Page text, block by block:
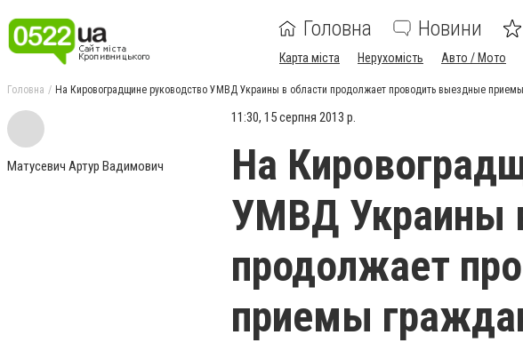
Головна Новини
Карта міста Нерухомість Авто / Мото
Головна На Кировоградщине руководство УМВД Украины в области продолжает проводить выездные
Матусевич Артур Вадимович
11:30, 15 серпня 2013 р.
На
УМВД Украины
продолжает
приемы